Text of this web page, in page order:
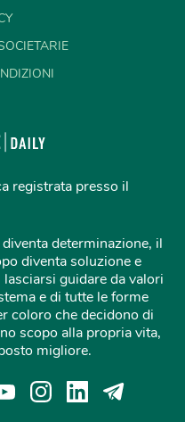
registrata presso il
determinazione, il
diventa soluzione e
guidare da valori
e di tutte le forme
coloro che decidono di
scopo alla propria vita,
migliore.